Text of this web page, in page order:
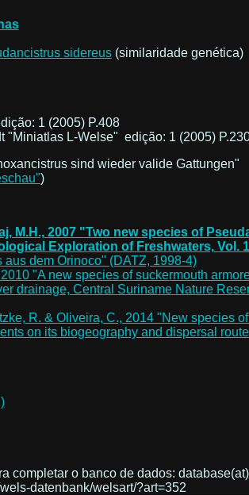
sidereus(similaridade genética)
1 (2005) P.408
"Miniatlas L-Welse" edição: 1 (2005)
sind wieder valide Gattungen"
)
M.H., 2007 "Two new species of
Exploration of Freshwaters, Vol.
dem Orinoco" (DATZ, 1998-4)
"A new species of suckermouth
drainage, Central Suriname Nature
R. & Oliveira, C., 2014 "New species
on its biogeography and dispersal
completar o banco de dados:
datenbank/welsart/?art=352